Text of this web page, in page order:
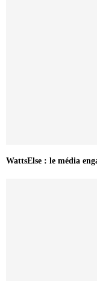
WattsElse : le média